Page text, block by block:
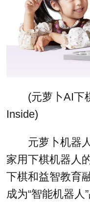
(元萝卜AI下
Inside)
元萝卜机器
家用下棋机器人
下棋和益智教育
成为“智能机器